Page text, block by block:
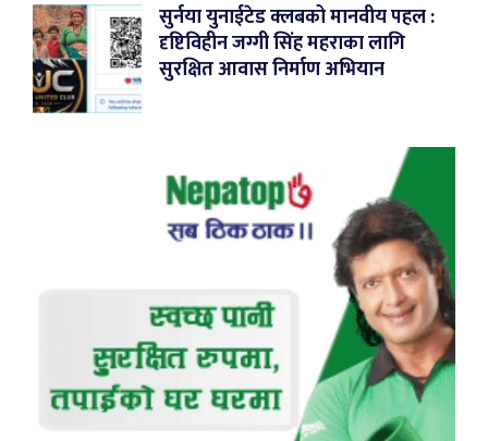
सुर्नया युनाईटेड क्लबको मानवीय पहल :
दृष्टिविहीन जग्गी सिंह महराका लागि
सुरक्षित आवास निर्माण अभियान